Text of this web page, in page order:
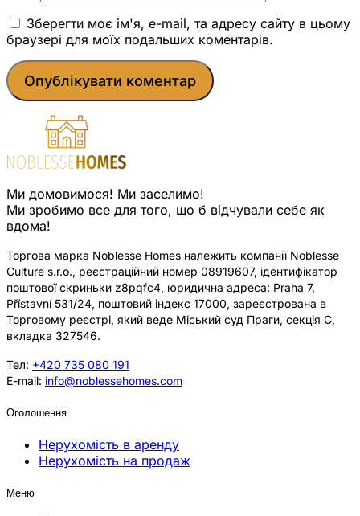
Зберегти моє ім'я, e-mail, та адресу сайту в цьому
браузері для моїх подальших коментарів.
Ми домовимося! Ми заселимо!
Ми зробимо все для того, що б відчували себе як
вдома!
Торгова марка Noblesse Homes належить компанії Noblesse
Culture s.r.o., реєстраційний номер 08919607, ідентифікатор
поштової скриньки z8pqfc4, юридична адреса: Praha 7,
Přístavní 531/24, поштовий індекс 17000, зареєстрована в
Торговому реєстрі, який веде Міський суд Праги, секція C,
вкладка 327546.
Тел: +420 735 080 191
E-mail: info@noblessehomes.com
Оголошення
Нерухомість в аренду
Нерухомість на продаж
Меню